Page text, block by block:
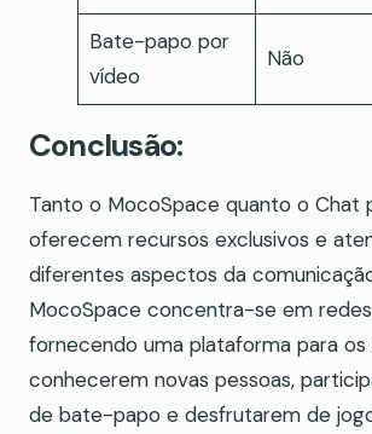
Bate-papo por
vídeo
Não
Conclusão:
Tanto o MocoSpace quanto o Chat
oferecem recursos exclusivos e
diferentes aspectos da
MocoSpace concentra-se em
fornecendo uma plataforma para os
conhecerem novas pessoas,
de bate-papo e desfrutarem de